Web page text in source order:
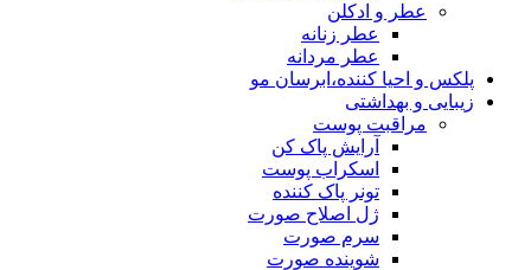
عطر و ادکلن
عطر زنانه
عطر مردانه
پلکس و احیا کننده،ابرسان مو
زیبایی و بهداشتی
مراقبت پوست
آرایش پاک کن
اسکراب پوست
تونر پاک کننده
ژل اصلاح صورت
سرم صورت
شوینده صورت